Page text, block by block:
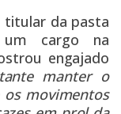
titular da pasta
um cargo na
engajado
manter o
movimentos